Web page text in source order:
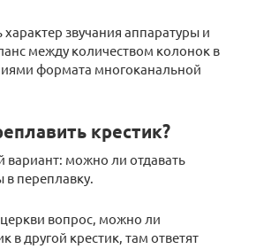
звучания аппаратуры и
между количеством колонок в
формата многоканальной
крестик?
вариант: можно ли отдавать
переплавку.
вопрос, можно ли
в другой крестик, там ответят